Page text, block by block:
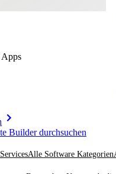
Builder durchsuchen
Alle Software Kategorien